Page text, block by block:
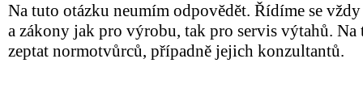
Na tuto otázku neumím odpovědět. Řídíme se
a zákony jak pro výrobu, tak pro servis výtahů. Na
zeptat normotvůrců, případně jejich konzultantů.